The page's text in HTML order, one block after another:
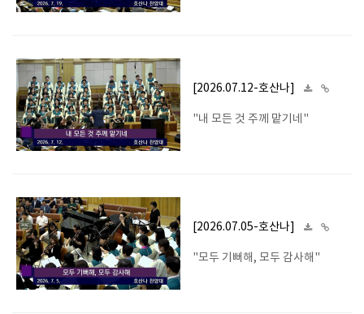
[2026.07.12-호산나]
"내 모든 것 주께 맡기네"
[2026.07.05-호산나]
"모두 기뻐해, 모두 감사해"